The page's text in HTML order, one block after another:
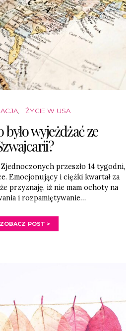
ŻYCIE W USA
było wyjeżdżać ze
przeszło 14 tygodni,
Emocjonujący i ciężki kwartał za
przyznaję, iż nie mam ochoty na
i rozpamiętywanie…
ZOBACZ POST >